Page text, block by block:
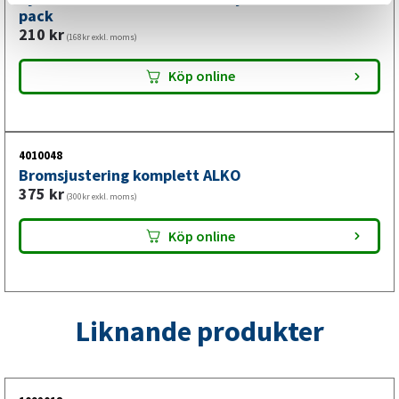
pack
210 kr (168kr exkl. moms)
Köp online
4010048
Bromsjustering komplett ALKO
375 kr (300kr exkl. moms)
Köp online
Liknande produkter